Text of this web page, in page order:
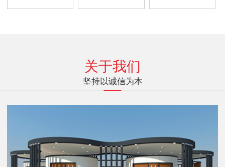
关于我们
坚持以诚信为本